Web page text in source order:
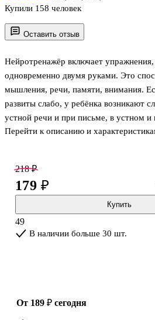
Оставить отзыв
Нейротренажёр включает
одновременно двумя руками. Это
мышления, речи, памяти, внимания.
развиты слабо, у ребёнка возникают
устной речи и при письме, в устном и
запоминании и восприятии
Перейти к описанию и
Купили 158 человек
218 ₽
179 ₽
Купить
49
В наличии больше 30 шт.
от 189 ₽ сегодня